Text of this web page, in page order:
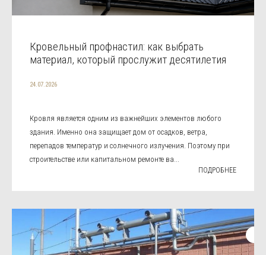
Кровельный профнастил: как выбрать
материал, который прослужит десятилетия
24.07.2026
Кровля является одним из важнейших элементов любого
здания. Именно она защищает дом от осадков, ветра,
перепадов температур и солнечного излучения. Поэтому при
строительстве или капитальном ремонте ва...
ПОДРОБНЕЕ